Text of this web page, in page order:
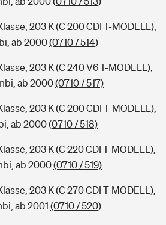
203 K (C 200 CDI T-MODELL),
ab 2000(0710 / 514)
203 K (C 240 V6 T-MODELL),
ab 2000(0710 / 517)
203 K (C 200 CDI T-MODELL),
ab 2000(0710 / 518)
203 K (C 220 CDI T-MODELL),
ab 2000(0710 / 519)
203 K (C 270 CDI T-MODELL),
ab 2001 (0710 / 520)